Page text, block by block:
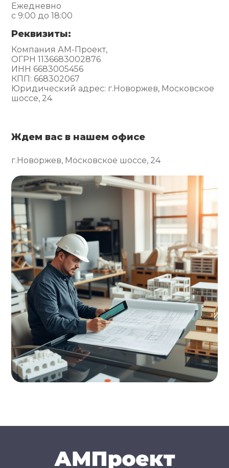
Ежедневно
с 9:00 до 18:00
Реквизиты:
Компания АМ-Проект,
ОГРН 1136683002876
ИНН 6683005456
КПП: 668302067
Юридический адрес: г.Новоржев, Московское
шоссе, 24
Ждем вас в нашем офисе
г.Новоржев, Московское шоссе, 24